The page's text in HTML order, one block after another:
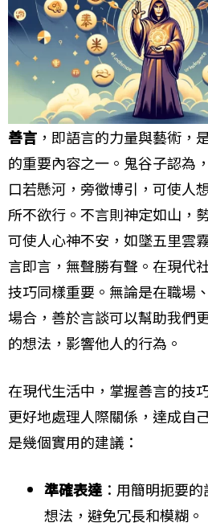
善言 ，即語言的力量與藝術，
的重要內容之一。鬼谷子認為
口若懸河，旁徵博引，可使人
所不欲行。不言則神定如山，
可使人心神不安，如墜五里雲
言即言，無聲勝有聲。在現代
技巧同樣重要。無論是在職場
場合，善於言談可以幫助我們
的想法，影響他人的行為。
在現代生活中，掌握善言的技
更好地處理人際關係，達成自
是幾個實用的建議：
準確表達：用簡明扼要
想法，避免冗長和模糊。